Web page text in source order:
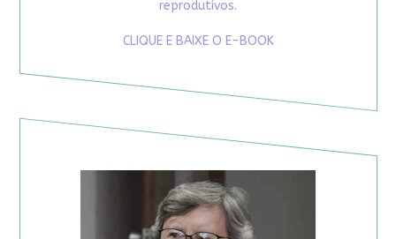
reprodutivos.
CLIQUE E BAIXE O E-BOOK